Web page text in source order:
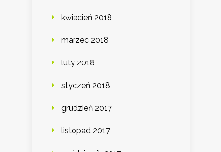
kwiecień 2018
marzec 2018
luty 2018
styczeń 2018
grudzień 2017
listopad 2017